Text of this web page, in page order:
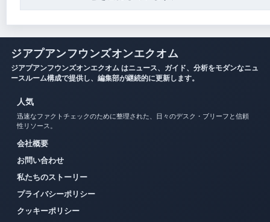
ジアプアンフウンズオンエクオム
ジアプアンフウンズオンエクオム はニュース、ガイド、分析をモダンなニュ
ースルーム構成で提供し、編集部が継続的に更新します。
人気
迅速なファクトチェックのために整理された、日々のデスク・ブリーフと信頼
性リソース。
会社概要
お問い合わせ
私たちのストーリー
プライバシーポリシー
クッキーポリシー